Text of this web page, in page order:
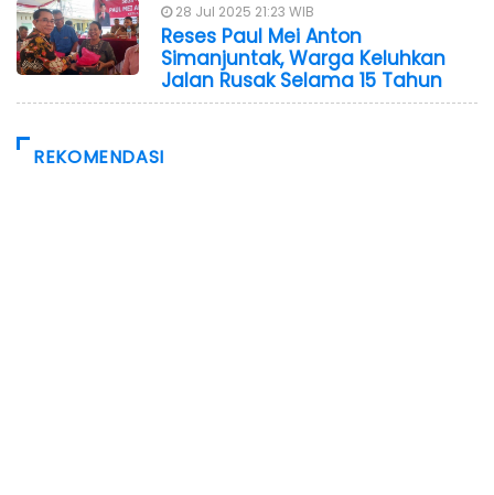
28 Jul 2025 21:23 WIB
Reses Paul Mei Anton
Simanjuntak, Warga Keluhkan
Jalan Rusak Selama 15 Tahun
REKOMENDASI